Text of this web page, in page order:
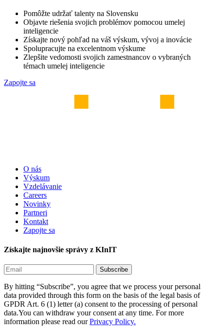
Pomôžte udržať talenty na Slovensku
Objavte riešenia svojich problémov pomocou umelej
inteligencie
Získajte nový pohľad na váš výskum, vývoj a inovácie
Spolupracujte na excelentnom výskume
Zlepšite vedomosti svojich zamestnancov o vybraných
témach umelej inteligencie
Zapojte sa
O nás
Výskum
Vzdelávanie
Careers
Novinky
Partneri
Kontakt
Zapojte sa
Získajte najnovšie správy z KInIT
By hitting “Subscribe”, you agree that we process your personal
data provided through this form on the basis of the legal basis of
GPDR Art. 6 (1) letter (a) consent to the processing of personal
data.You can withdraw your consent at any time. For more
information please read ourPrivacy Policy.